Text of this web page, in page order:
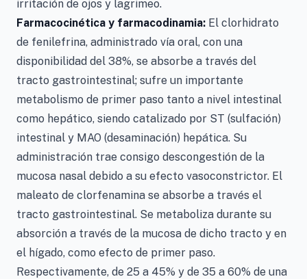
irritación de ojos y lagrimeo.
Farmacocinética y farmacodinamia: El clorhidrato
de fenilefrina, administrado vía oral, con una
disponibilidad del 38%, se absorbe a través del
tracto gastrointestinal; sufre un importante
metabolismo de primer paso tanto a nivel intestinal
como hepático, siendo catalizado por ST (sulfación)
intestinal y MAO (desaminación) hepática. Su
administración trae consigo descongestión de la
mucosa nasal debido a su efecto vasoconstrictor. El
maleato de clorfenamina se absorbe a través el
tracto gastrointestinal. Se metaboliza durante su
absorción a través de la mucosa de dicho tracto y en
el hígado, como efecto de primer paso.
Respectivamente, de 25 a 45% y de 35 a 60% de una